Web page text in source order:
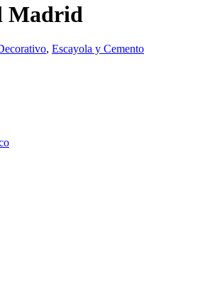
Madrid
, Escayola y Cemento